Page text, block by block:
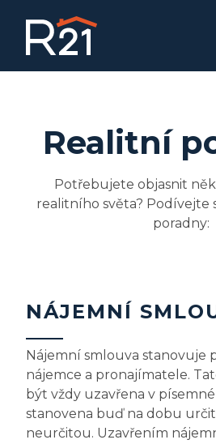
Realitní
Potřebujete objasnit
realitního světa? Podívejte
poradny:
NÁJEMNÍ
Nájemní smlouva stanovuje
nájemce a pronajímatele.
být vždy uzavřena v
stanovena buď na dobu
neurčitou. Uzavřením